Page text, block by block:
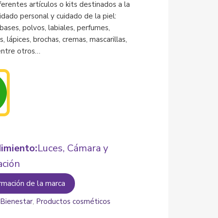
artículos o kits destinados a la
personal y cuidado de la piel:
polvos, labiales, perfumes,
lápices, brochas, cremas, mascarillas,
otros…
Luces, Cámara y
de la marca
Bienestar, Productos cosméticos